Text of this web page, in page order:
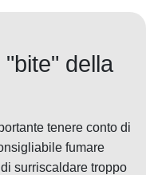
della
tenere conto di
fumare
surriscaldare troppo